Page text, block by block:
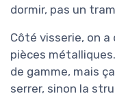
dormir, pas un
Côté visserie, on
pièces
de gamme, mais
serrer, sinon la